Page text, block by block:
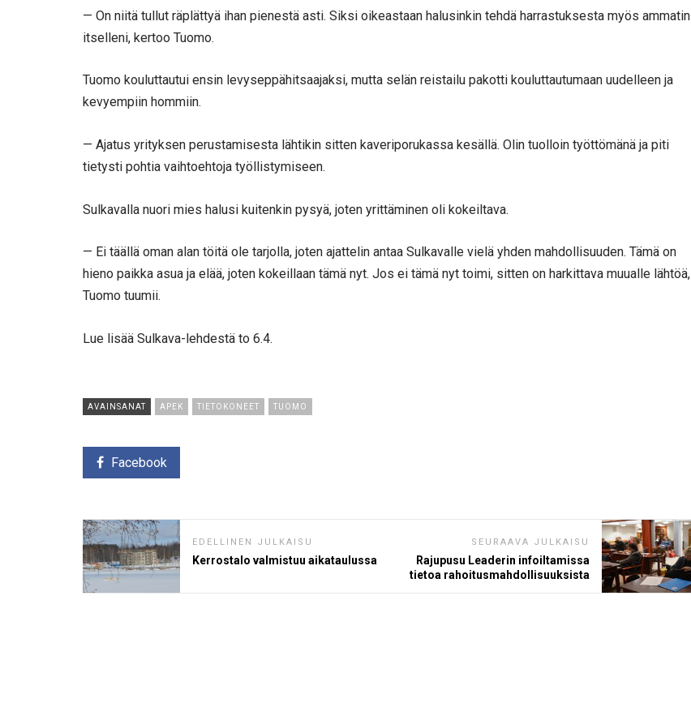
— On niitä tullut räplättyä ihan pienestä asti. Siksi oikeastaan halusinkin tehdä harrastuksesta myös ammatin
itselleni, kertoo Tuomo.
Tuomo kouluttautui ensin levyseppähitsaajaksi, mutta selän reistailu pakotti kouluttautumaan uudelleen ja
kevyempiin hommiin.
— Ajatus yrityksen perustamisesta lähtikin sitten kaveriporukassa kesällä. Olin tuolloin työttömänä ja piti
tietysti pohtia vaihtoehtoja työllistymiseen.
Sulkavalla nuori mies halusi kuitenkin pysyä, joten yrittäminen oli kokeiltava.
— Ei täällä oman alan töitä ole tarjolla, joten ajattelin antaa Sulkavalle vielä yhden mahdollisuuden. Tämä on
hieno paikka asua ja elää, joten kokeillaan tämä nyt. Jos ei tämä nyt toimi, sitten on harkittava muualle lähtöä,
Tuomo tuumii.
Lue lisää Sulkava-lehdestä to 6.4.
AVAINSANAT APEK TIETOKONEET TUOMO
Facebook
EDELLINEN JULKAISU
Kerrostalo valmistuu aikataulussa
SEURAAVA JULKAISU
Rajupusu Leaderin infoiltamissa
tietoa rahoitusmahdollisuuksista